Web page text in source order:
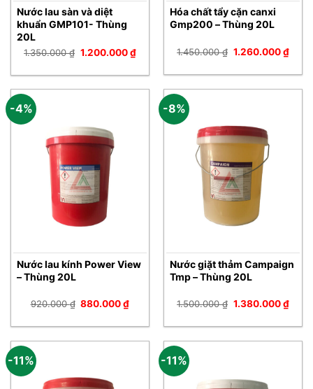
Nước lau sàn và diệt
khuẩn GMP101- Thùng
20L
1.350.000₫ Giá
1.350.000 ₫.
1.200.000₫Giá
hiện
là:
1.200.000 ₫.
Hóa chất tẩy cặn canxi
Gmp200 – Thùng 20L
1.450.000₫ Giá
1.450.000 ₫.
1.260.000₫Giá
hiện
là:
-4%
Nước lau kính Power View
– Thùng 20L
920.000₫ Giá
920.000 ₫.
880.000₫Giá
là:
880.000 ₫.
-8%
Nước giặt thảm Campaign
Tmp – Thùng 20L
1.500.000₫ Giá
1.500.000 ₫.
1.380.000₫Giá
hiện
là:
-11% -11%